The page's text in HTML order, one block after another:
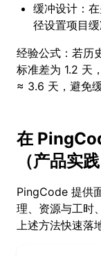
缓冲设计：
径设置项目
经验公式：若历
标准差为 1.2 天
≈ 3.6 天，避免
在
（产品实践
PingCode 提供
理、资源与工时
上述方法快速落